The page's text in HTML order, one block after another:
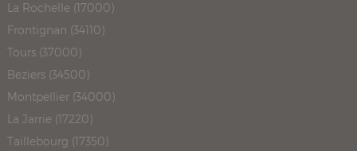
La Rochelle (17000)
Frontignan (34110)
Tours (37000)
Beziers (34500)
Montpellier (34000)
La Jarrie (17220)
Taillebourg (17350)